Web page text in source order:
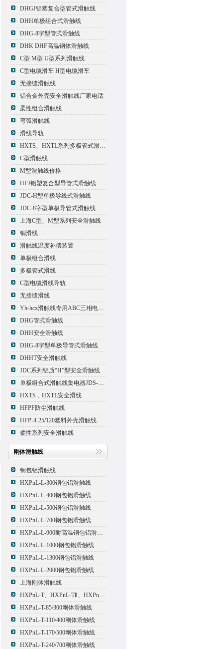
DHGJ铝塑复合型管式滑触线
DHH单极组合式滑触线
DHG-8字型管式滑触线
DHK DHF高温钢体滑触线
C型 M型 U型系列滑触线
C型电缆滑车 H型电缆滑车
无接缝滑触线
铝合金外壳安全滑触线厂家电话
柔性组合滑触线
弯弧滑触线
滑线导轨
HXTS、HXTL系列多极管式滑触线报价
C型滑触线
M型滑触线价格
HFJ铝塑复合型导管式滑触线
JDC-H型单极导线式滑触线
JDC-8字型单极导管式滑触线
上海C型、M型系列安全滑触线
铜滑线
滑触线温度补偿装置
单极组合滑线
多极管式滑线
C型电缆滑线导轨
无接缝滑线
Yh-hcx滑触线专用ABC三相电压信号指示灯
DHG管式滑触线
DHH安全滑触线
DHG-8字型单极导管式滑触线
DHHT安全滑触线
JDC系列铝质“H”型安全滑触线
单极组合式滑触线集电器JDS-500*2
HXTS，HXTL安全滑线
HFPF防尘滑触线
HFP-4-25/120塑料外壳滑触线
柔性系列安全滑触线
刚体滑触线
钢包铝滑触线
HXPnL-L-300钢包铝滑触线
HXPnL-L-400钢包铝滑触线
HXPnL-L-500钢包铝滑触线
HXPnL-L-700钢包铝滑触线
HXPnL-L-900耐高温钢包铝滑触线
HXPnL-L-1000钢包铝滑触线
HXPnL-L-1300钢包铝滑触线
HXPnL-L-2000钢包铝滑触线
上海刚体滑触线
HXPnL-T、HXPnL-TⅡ、HXPnL-TⅢ系列钢体滑线
HXPnL-T-85/300刚体滑触线
HXPnL-T-110/400刚体滑触线
HXPnL-T-170/500刚体滑触线
HXPnL-T-240/700刚体滑触线